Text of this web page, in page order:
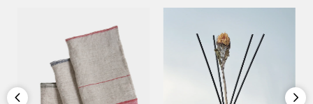
 